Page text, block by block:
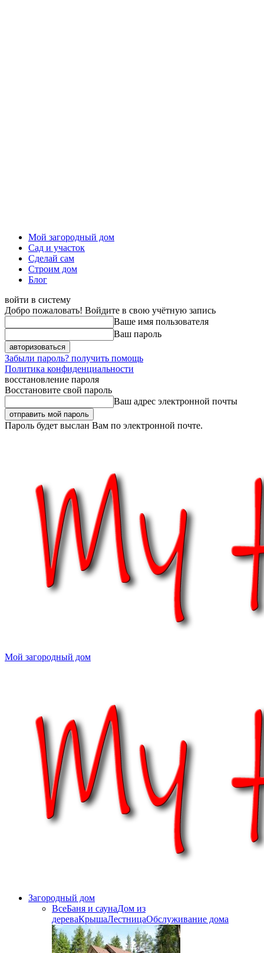
Мой загородный дом
Сад и участок
Сделай сам
Строим дом
Блог
войти в систему
Добро пожаловать! Войдите в свою учётную запись
Ваше имя пользователя
Ваш пароль
Забыли пароль? получить помощь
Политика конфиденциальности
восстановление пароля
Восстановите свой пароль
Ваш адрес электронной почты
Пароль будет выслан Вам по электронной почте.
Мой загородный дом
Загородный дом
ВсеБаня и саунаДом из
дереваКрышаЛестницаОбслуживание дома